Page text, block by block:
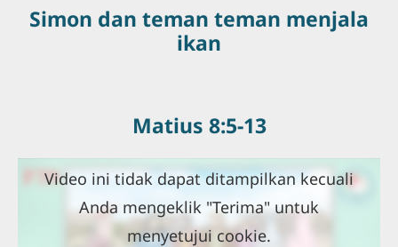
Simon dan teman teman menjala
ikan
Matius 8:5-13
Video ini tidak dapat ditampilkan kecuali
Anda mengeklik "Terima" untuk
menyetujui cookie.